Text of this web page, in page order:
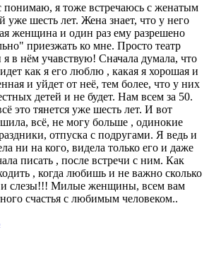
понимаю, я тоже встречаюсь с женатым
уже шесть лет. Жена знает, что у него
женщина и один раз ему разрешено
приезжать ко мне. Просто театр
я в нём учавствую! Сначала думала, что
как я его люблю , какая я хорошая и
и уйдет от неё, тем более, что у них
детей и не будет. Нам всем за 50.
это тянется уже шесть лет. И вот
всё, не могу больше , одинокие
отпуска с подругами. Я ведь и
ни на кого, видела только его и даже
писать , после встречи с ним. Как
, когда любишь и не важно сколько
и слезы!!! Милые женщины, всем вам
счастья с любимым человеком..